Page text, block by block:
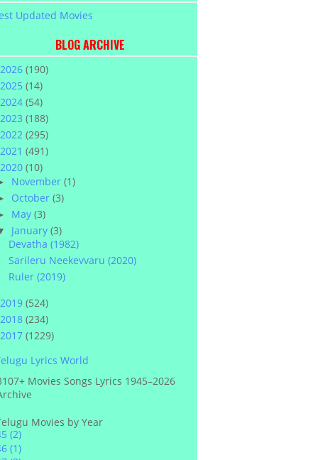
Updated Movies
BLOG ARCHIVE
2026 (190)
2025 (14)
2024 (54)
2023 (188)
2022 (295)
2021 (491)
2020 (10)
November(1)
October(3)
May(3)
January(3)
Devatha (1982)
Sarileru Neekevvaru (2020)
Ruler (2019)
2019 (524)
2018 (234)
2017 (1229)
Lyrics World
Movies Songs Lyrics 1945–2026
Movies by Year
(2)
(1)